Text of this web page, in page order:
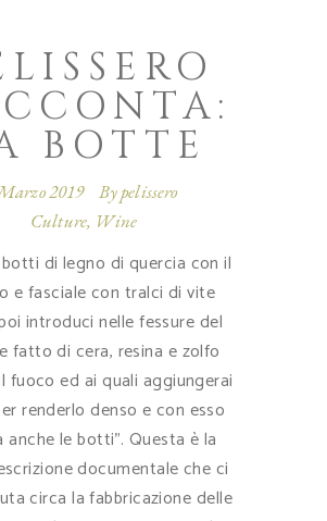
BOTTE
2019 Bypelissero
Culture, Wine
botti di legno di quercia con il
e fasciale con tralci di vite
introduci nelle fessure del
fatto di cera, resina e zolfo
fuoco ed ai quali aggiungerai
renderlo denso e con esso
anche le botti”. Questa è la
documentale che ci
circa la fabbricazione delle